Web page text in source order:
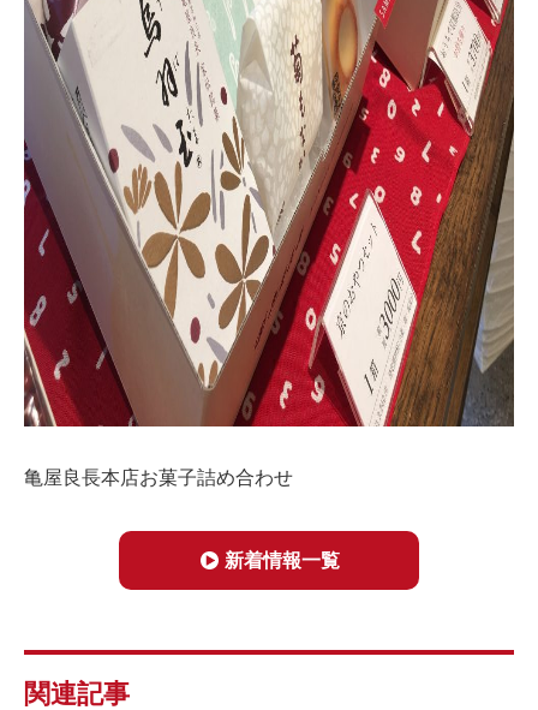
亀屋良長本店お菓子詰め合わせ
新着情報一覧
関連記事